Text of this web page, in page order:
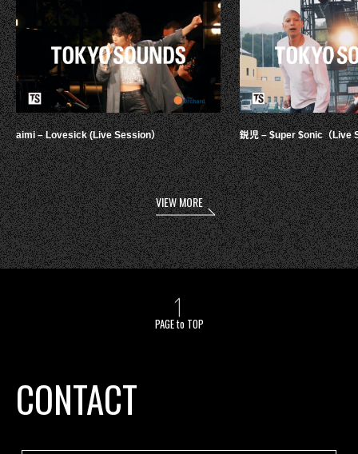
aimi – Lovesick (Live Session） 鋭児 – $uper $onic（Live
VIEW MORE
PAGE to TOP
CONTACT